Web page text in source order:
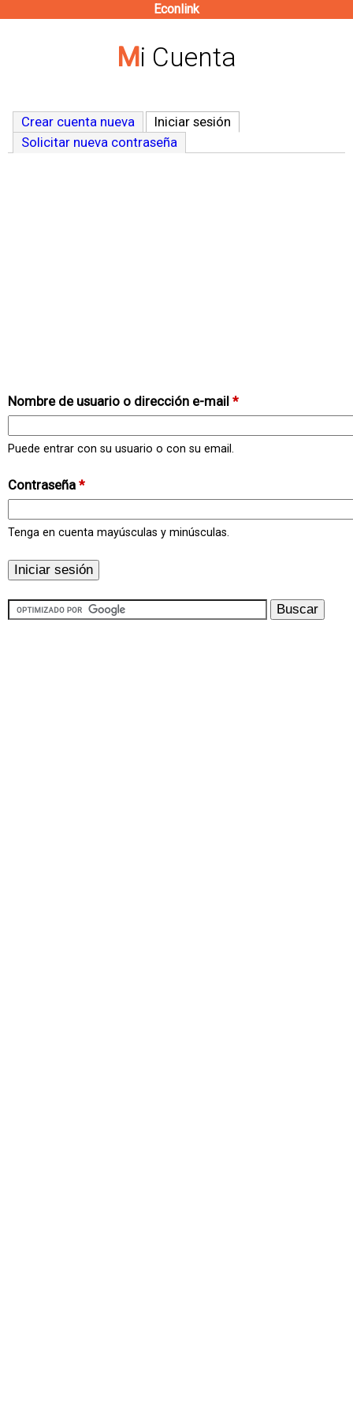
contenido
Econlink
Mi Cuenta
Crear cuenta nueva Iniciar sesión
Solicitar nueva contraseña
Nombre de usuario o dirección e-mail *
Puede entrar con su usuario o con su email.
Contraseña *
Tenga en cuenta mayúsculas y minúsculas.